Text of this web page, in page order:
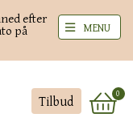
efter
på
Tilbud 0
MENU